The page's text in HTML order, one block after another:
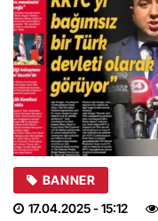
BANNER
17.04.2025- 15:12